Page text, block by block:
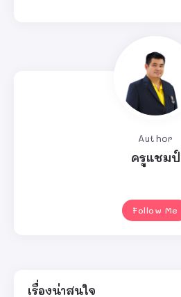
Author
ครูแชมป์
Follow Me
เรื่องน่าสนใจ